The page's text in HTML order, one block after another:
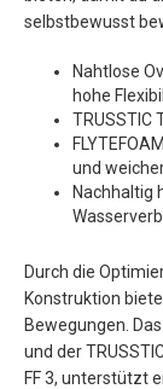
selbstbewusst
Nahtlose
hohe
TRUSSTIC
und
Nachhaltig
Durch die
Konstruktion
Bewegungen.
und der
FF 3, unterstützt